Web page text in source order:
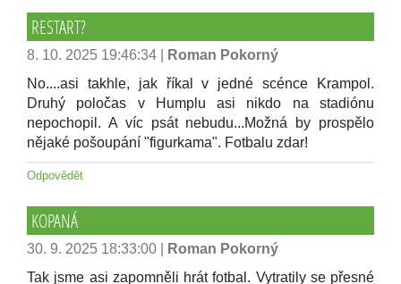
RESTART?
8. 10. 2025 19:46:34
Roman Pokorný
No....asi takhle, jak říkal v jedné scénce Krampol.
Druhý poločas v Humplu asi nikdo na stadiónu
nepochopil. A víc psát nebudu...Možná by prospělo
nějaké pošoupání "figurkama". Fotbalu zdar!
Odpovědět
KOPANÁ
30. 9. 2025 18:33:00
Roman Pokorný
Tak jsme asi zapomněli hrát fotbal. Vytratily se přesné